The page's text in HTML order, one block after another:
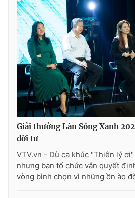
Giải thưởng Làn Sóng Xanh
đời tư
VTV.vn - Dù ca khúc "Thiên lý
nhưng ban tổ chức vẫn quyết
vòng bình chọn vì những ồn ào